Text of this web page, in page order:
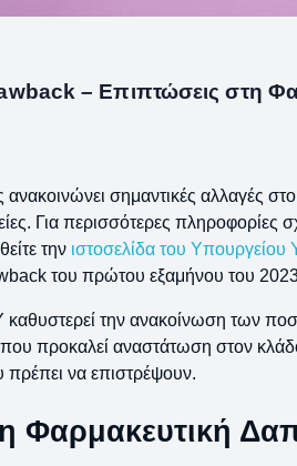
– Επιπτώσεις στη
ανακοινώνει σημαντικές αλλαγές
Για περισσότερες πληροφορίες
την ιστοσελίδα του Υπουργείου
του πρώτου εξαμήνου του
την ανακοίνωση των
προκαλεί αναστάτωση στον
να επιστρέψουν.
Φαρμακευτική